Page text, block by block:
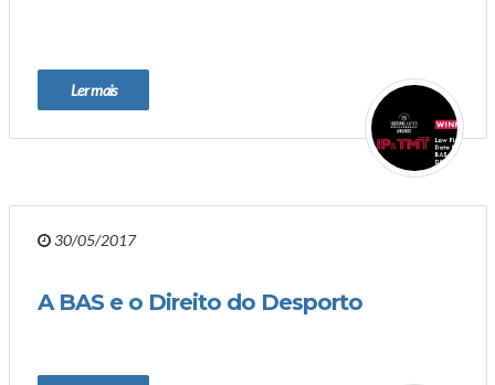
Ler mais
30/05/2017
A BAS e o Direito do Desporto